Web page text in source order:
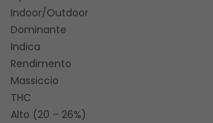
Indoor/Outdoor
Dominante
Indica
Rendimento
Massiccio
THC
Alto (20 – 26%)